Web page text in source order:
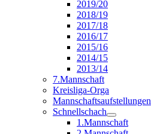
2019/20
2018/19
2017/18
2016/17
2015/16
2014/15
2013/14
7.Mannschaft
Kreisliga-Orga
Mannschaftsaufstellungen
Schnellschach
1.Mannschaft